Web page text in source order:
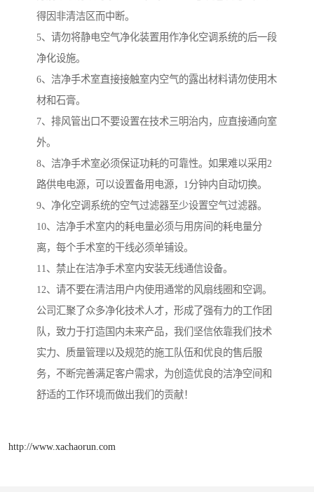
得因非清洁区而中断。
5、请勿将静电空气净化装置用作净化空调系统的后一段
净化设施。
6、洁净手术室直接接触室内空气的露出材料请勿使用木
材和石膏。
7、排风管出口不要设置在技术三明治内，应直接通向室
外。
8、洁净手术室必须保证功耗的可靠性。如果难以采用2
路供电电源，可以设置备用电源，1分钟内自动切换。
9、净化空调系统的空气过滤器至少设置空气过滤器。
10、洁净手术室内的耗电量必须与用房间的耗电量分
离，每个手术室的干线必须单铺设。
11、禁止在洁净手术室内安装无线通信设备。
12、请不要在清洁用户内使用通常的风扇线圈和空调。
公司汇聚了众多净化技术人才，形成了强有力的工作团
队，致力于打造国内未来产品，我们坚信依靠我们技术
实力、质量管理以及规范的施工队伍和优良的售后服
务，不断完善满足客户需求，为创造优良的洁净空间和
舒适的工作环境而做出我们的贡献！
http://www.xachaorun.com